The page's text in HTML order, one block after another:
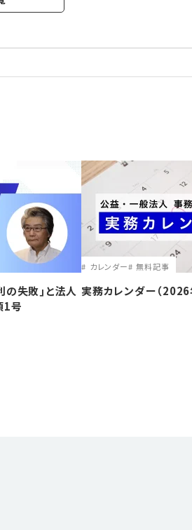
の失敗｣と法人
1号
カレンダー 無料記事
実務カレンダー（2026